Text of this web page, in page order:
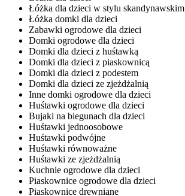
Łóżka dla dzieci w stylu skandynawskim
Łóżka domki dla dzieci
Zabawki ogrodowe dla dzieci
Domki ogrodowe dla dzieci
Domki dla dzieci z huśtawką
Domki dla dzieci z piaskownicą
Domki dla dzieci z podestem
Domki dla dzieci ze zjeżdżalnią
Inne domki ogrodowe dla dzieci
Huśtawki ogrodowe dla dzieci
Bujaki na biegunach dla dzieci
Huśtawki jednoosobowe
Huśtawki podwójne
Huśtawki równoważne
Huśtawki ze zjeżdżalnią
Kuchnie ogrodowe dla dzieci
Piaskownice ogrodowe dla dzieci
Piaskownice drewniane